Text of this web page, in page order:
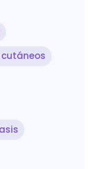
cutáneos